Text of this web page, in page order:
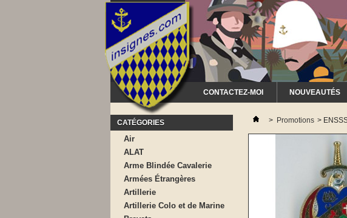
CONTACTEZ-MOI NOUVEAUTÉS
CATÉGORIES
Air
ALAT
Arme Blindée Cavalerie
Armées Étrangères
Artillerie
Artillerie Colo et de Marine
> Promotions >